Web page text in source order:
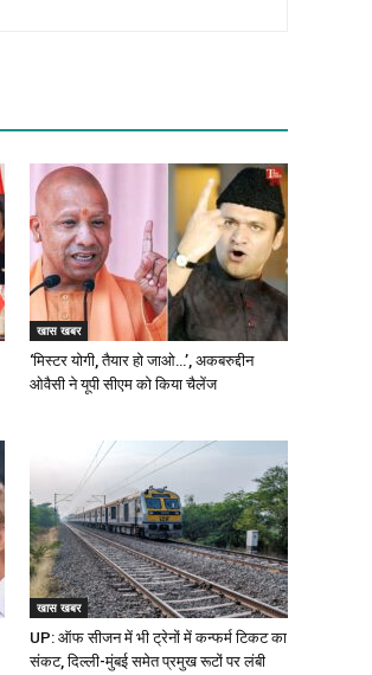
खास खबर
‘मिस्टर योगी, तैयार हो जाओ…’, अकबरुद्दीन
ओवैसी ने यूपी सीएम को किया चैलेंज
खास खबर
UP: ऑफ सीजन में भी ट्रेनों में कन्फर्म टिकट का
संकट, दिल्ली-मुंबई समेत प्रमुख रूटों पर लंबी